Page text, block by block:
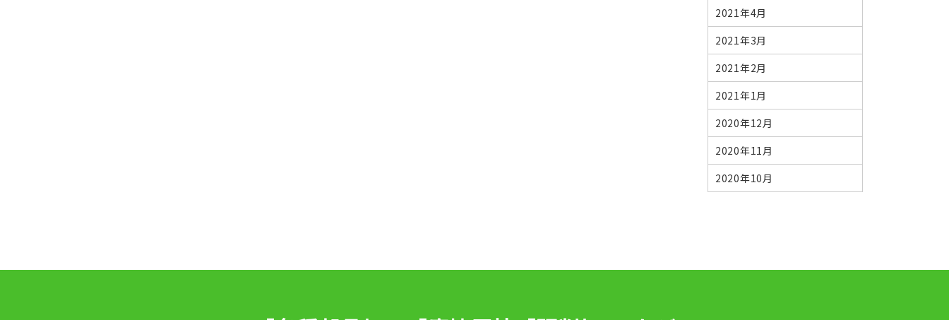
2021年4月
2021年3月
2021年2月
2021年1月
2020年12月
2020年11月
2020年10月